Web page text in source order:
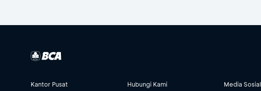
Kantor Pusat Hubungi Kami Media Sosial